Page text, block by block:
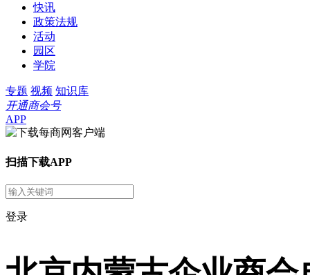
快讯
政策法规
活动
园区
学院
专题 视频 知识库
开通商会号
APP
扫描下载APP
登录